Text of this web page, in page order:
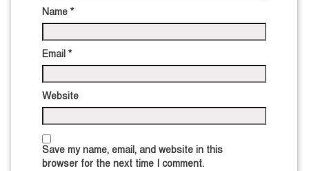
Name *
Email *
Website
Save my name, email, and website in this
browser for the next time I comment.